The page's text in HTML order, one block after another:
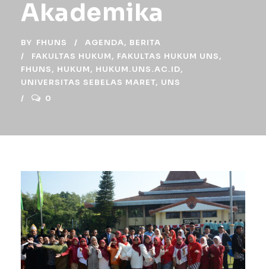
Akademika
BY FHUNS AGENDA, BERITA
FAKULTAS HUKUM, FAKULTAS HUKUM UNS,
FHUNS, HUKUM, HUKUM.UNS.AC.ID,
UNIVERSITAS SEBELAS MARET, UNS
0